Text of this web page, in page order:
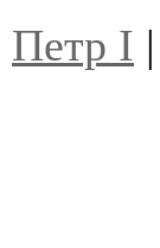
Петр I